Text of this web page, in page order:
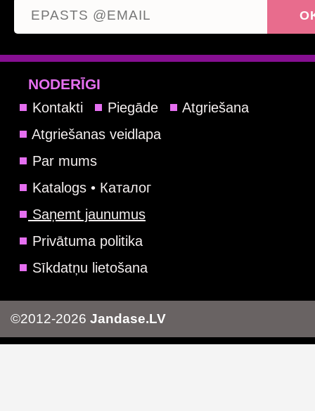
NODERĪGI
Kontakti Piegāde
Atgriešana
Atgriešanas veidlapa
Par mums
Katalogs • Каталог
Saņemt jaunumus
Privātuma politika
Sīkdatņu lietošana
©2012-2026 Jandase.LV